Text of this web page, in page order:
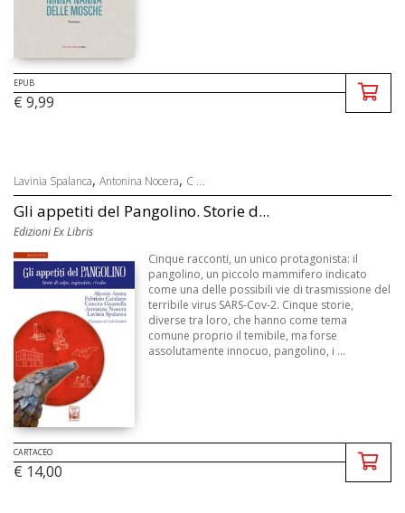
EPUB
€ 9,99
Lavinia Spalanca, Antonina Nocera, C ...
Gli appetiti del Pangolino. Storie d...
Edizioni Ex Libris
Cinque racconti, un unico protagonista: il
pangolino, un piccolo mammifero indicato
come una delle possibili vie di trasmissione del
terribile virus SARS-Cov-2. Cinque storie,
diverse tra loro, che hanno come tema
comune proprio il temibile, ma forse
assolutamente innocuo, pangolino, i ...
CARTACEO
€ 14,00